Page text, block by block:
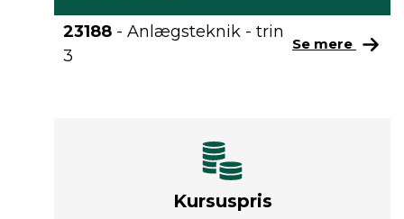
23188 - Anlægsteknik - trin
3
Se mere
Kursuspris